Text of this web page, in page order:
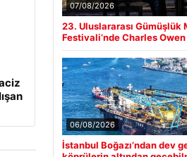
07/08/2026
23. Uluslararası Gümüşlük
Festivali’nde Charles Owen
06/08/2026
İstanbul Boğazı’ndan dev